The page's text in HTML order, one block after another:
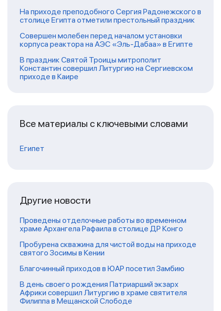
На приходе преподобного Сергия Радонежского в
столице Египта отметили престольный праздник
Совершен молебен перед началом установки
корпуса реактора на АЭС «Эль-Дабаа» в Египте
В праздник Святой Троицы митрополит
Константин совершил Литургию на Сергиевском
приходе в Каире
Все материалы с ключевыми словами
Египет
Другие новости
Проведены отделочные работы во временном
храме Архангела Рафаила в столице ДР Конго
Пробурена скважина для чистой воды на приходе
святого Зосимы в Кении
Благочинный приходов в ЮАР посетил Замбию
В день своего рождения Патриарший экзарх
Африки совершил Литургию в храме святителя
Филиппа в Мещанской Слободе